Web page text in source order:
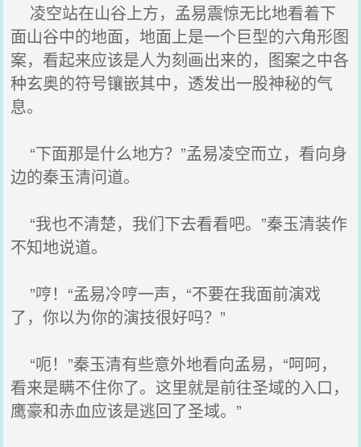
凌空站在山谷上方，孟易震惊无比地看着下
面山谷中的地面，地面上是一个巨型的六角形图
案，看起来应该是人为刻画出来的，图案之中各
种玄奥的符号镶嵌其中，透发出一股神秘的气
息。
“下面那是什么地方？”孟易凌空而立，看向身
边的秦玉清问道。
“我也不清楚，我们下去看看吧。”秦玉清装作
不知地说道。
”哼！“孟易冷哼一声，“不要在我面前演戏
了，你以为你的演技很好吗？”
“呃！”秦玉清有些意外地看向孟易，“呵呵，
看来是瞒不住你了。这里就是前往圣域的入口，
鹰豪和赤血应该是逃回了圣域。”